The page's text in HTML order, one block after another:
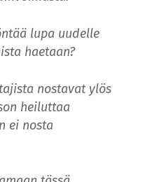
lupa uudelle
haetaan?
nostavat ylös
heiluttaa
ei nosta